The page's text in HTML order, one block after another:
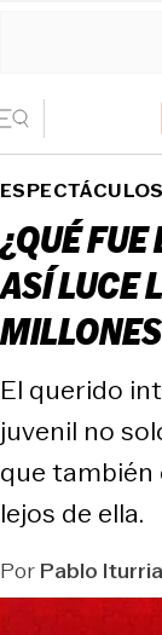
ESPECTÁCULOS
¿QUÉ
ASÍ LUCE
El querido
juvenil no
que también
lejos de ella.
PorPablo